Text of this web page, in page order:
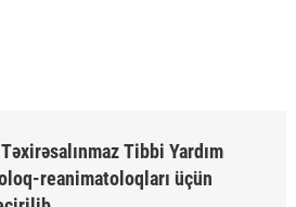
Tibbi Yardım
reanimatoloqları üçün